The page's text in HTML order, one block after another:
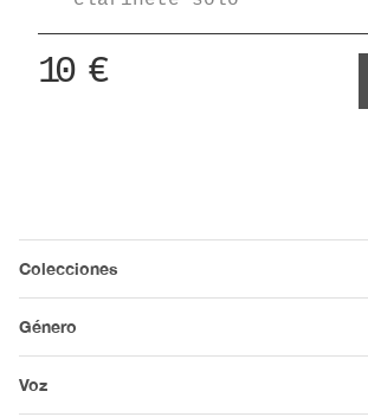
10 €
Colecciones
Género
Voz